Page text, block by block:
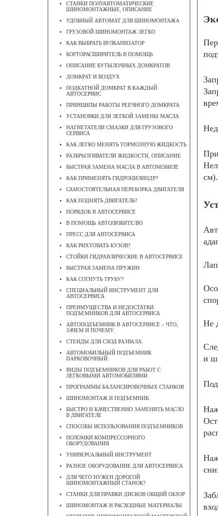
СТАНКИ ПОЛУАВТОМАТИЧЕСКИЕ
ШИНОМОНТАЖНЫЕ, ОПИСАНИЕ
УДОБНЫЙ АВТОМАТ ДЛЯ ШИНОМОНТАЖА
ГРУЗОВОЙ ШИНОМОНТАЖ ЛЕГКО
КАК ВЫБРАТЬ ВУЛКАНИЗАТОР
БОРТОРАСШИРИТЕЛЬ В ПОМОЩЬ
ОПИСАНИЕ БУТЫЛОЧНЫХ ДОМКРАТОВ
ДОМКРАТ И ВОЗДУХ
ПОДКАТНОЙ ДОМКРАТ В КАЖДЫЙ
АВТОСЕРВИС
ПРИНЦИПЫ РАБОТЫ РЕЕЧНОГО ДОМКРАТА
УСТАНОВКИ ДЛЯ ЛЕГКОЙ ЗАМЕНЫ МАСЛА
НАГНЕТАТЕЛИ СМАЗКИ ДЛЯ ГРУЗОВОГО
СЕРВИСА
КАК ЛЕГКО МЕНЯТЬ ТОРМОЗНУЮ ЖИДКОСТЬ
РАЗБРЫЗГИВАТЕЛИ ЖИДКОСТИ, ОПИСАНИЕ
БЫСТРАЯ ЗАМЕНА МАСЛА В АВТОМОБИЛЕ
КАК ПРИМЕНЯТЬ ГИДРОЦИЛИНДР?
САМОСТОЯТЕЛЬНАЯ ПЕРЕБОРКА ДВИГАТЕЛЯ
КАК ПОДНЯТЬ ДВИГАТЕЛЬ?
ПОРЯДОК В АВТОСЕРВИСЕ
В ПОМОЩЬ АВТОЛЮБИТЕЛЮ
ПРЕСС ДЛЯ АВТОСЕРВИСА
КАК РИХТОВАТЬ КУЗОВ?
СТОЙКИ ГИДРАВЛИЧЕСКИЕ В АВТОСЕРВИСЕ
БЫСТРАЯ ЗАМЕНА ПРУЖИН
КАК СОГНУТЬ ТРУБУ?
СПЕЦИАЛЬНЫЙ ИНСТРУМЕНТ ДЛЯ
АВТОСЕРВИСА
ПРЕИМУЩЕСТВА И НЕДОСТАТКИ
ПОДЪЕМНИКОВ ДЛЯ АВТОСЕРВИСА
АВТОПОДЪЕМНИК В АВТОСЕРВИСЕ – ЧТО,
ЗАЧЕМ И ПОЧЕМУ.
СТЕНДЫ ДЛЯ СХОД РАЗВАЛА.
АВТОМОБИЛЬНЫЙ ПОДЪЕМНИК
ПАРКОВОЧНЫЙ.
ВИДЫ ПОДЪЕМНИКОВ ДЛЯ РАБОТ С
ЛЕГКОВЫМИ АВТОМОБИЛЯМИ
ПРОГРАММЫ БАЛАНСИРОВОЧНЫХ СТАНКОВ
ШИНОМОНТАЖ И ПОДЪЕМНИК
БЫСТРО И КАЧЕСТВЕННО ЗАМЕНИТЬ МАСЛО
В ДВИГАТЕЛЕ
CПОСОБЫ ИСПОЛЬЗОВАНИЯ ПОДЪЕМНИКОВ
ПОЛОМКИ КОМПРЕССОРНОГО
ОБОРУДОВАНИЯ
УНИВЕРСАЛЬНЫЙ ИНСТРУМЕНТ
РАЗНОЕ ОБОРУДОВАНИЕ ДЛЯ АВТОСЕРВИСА
ДЛЯ ЧЕГО НУЖЕН ДОРОГОЙ
ШИНОМОНТАЖНЫЙ СТАНОК?
СТАНКИ ДЛЯ ПРАВКИ ДИСКОВ ОБЩИЙ ОБЗОР
ШИНОМОНТАЖ И РАСХОДНЫЕ МАТЕРИАЛЫ
см).
Не
и